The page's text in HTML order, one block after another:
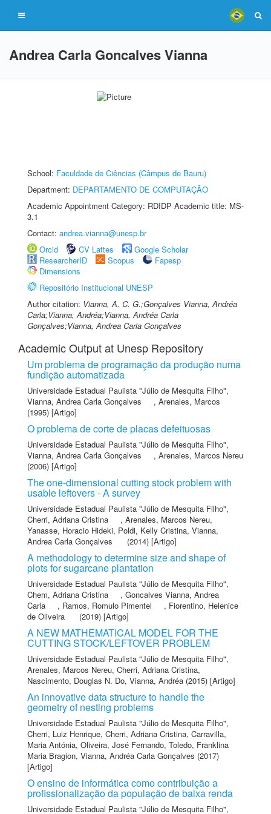
Andrea Carla Goncalves Vianna
School: Faculdade de Ciências (Câmpus de Bauru)
Department: DEPARTAMENTO DE COMPUTAÇÃO
Academic Appointment Category: RDIDP Academic title: MS-
3.1
Contact: andrea.vianna@unesp.br
Orcid
CV Lattes
Google Scholar
ResearcherID
Scopus
Fapesp
Dimensions
Repositório Institucional UNESP
Author citation: Vianna, A. C. G.;Gonçalves Vianna, Andréa
Carla;Vianna, Andréa;Vianna, Andréa Carla
Gonçalves;Vianna, Andrea Carla Gonçalves
Academic Output at Unesp Repository
Um problema de programação da produção numa
fundição automatizada
Universidade Estadual Paulista "Júlio de Mesquita Filho",
Vianna, Andrea Carla Gonçalves
, Arenales, Marcos
(1995) [Artigo]
O problema de corte de placas defeituosas
Universidade Estadual Paulista "Júlio de Mesquita Filho",
Vianna, Andrea Carla Gonçalves
, Arenales, Marcos Nereu
(2006) [Artigo]
The one-dimensional cutting stock problem with
usable leftovers - A survey
Universidade Estadual Paulista "Júlio de Mesquita Filho",
Cherri, Adriana Cristina
, Arenales, Marcos Nereu,
Yanasse, Horacio Hideki, Poldi, Kelly Cristina, Vianna,
Andrea Carla Gonçalves
(2014) [Artigo]
A methodology to determine size and shape of
plots for sugarcane plantation
Universidade Estadual Paulista "Júlio de Mesquita Filho",
Chem, Adriana Cristina
, Goncalves Vianna, Andrea
Carla
, Ramos, Romulo Pimentel , Fiorentino, Helenice
de Oliveira
(2019) [Artigo]
A NEW MATHEMATICAL MODEL FOR THE
CUTTING STOCK/LEFTOVER PROBLEM
Universidade Estadual Paulista "Júlio de Mesquita Filho",
Arenales, Marcos Nereu, Cherri, Adriana Cristina,
Nascimento, Douglas N. Do, Vianna, Andréa (2015) [Artigo]
An innovative data structure to handle the
geometry of nesting problems
Universidade Estadual Paulista "Júlio de Mesquita Filho",
Cherri, Luiz Henrique, Cherri, Adriana Cristina, Carravilla,
Maria Antónia, Oliveira, José Fernando, Toledo, Franklina
Maria Bragion, Vianna, Andréa Carla Gonçalves (2017)
[Artigo]
O ensino de informática como contribuição a
profissionalização da população de baixa renda
Universidade Estadual Paulista "Júlio de Mesquita Filho",